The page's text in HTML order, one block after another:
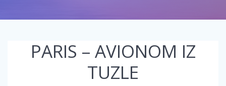
PARIS – AVIONOM IZ
TUZLE